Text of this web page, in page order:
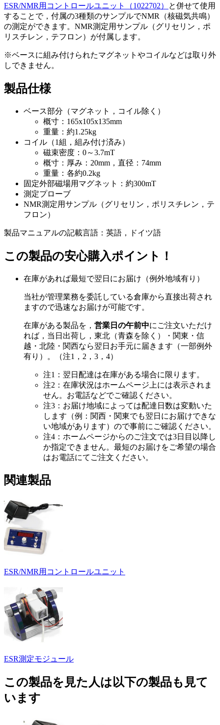
ESR/NMR用コントロールユニット（1022702）
と併せて使用
することで，付属の3種類のサンプルでNMR（核磁気共鳴）
の測定ができます。NMR測定用サンプル（グリセリン，ポ
リスチレン，テフロン）が付属します。
※ベースに組み付けられたマグネットやコイルなどは取り外
しできません。
製品仕様
ベース部分（マグネット，コイル除く）
概寸：165x105x135mm
重量：約1.25kg
コイル（1組，組み付け済み）
磁束密度：0～3.7mT
概寸：厚み：20mm，直径：74mm
重量：各約0.2kg
固定外部磁場用マグネット：約300mT
測定プローブ
NMR測定用サンプル（グリセリン，ポリスチレン，テ
フロン）
製品マニュアルの記載言語：英語，ドイツ語
この製品の安心購入ポイント！
在庫があれば最短で翌日にお届け（例外地域有り）
当社が管理業務を委託している倉庫から直接出荷され
ますので迅速なお届けが可能です。
在庫がある製品を， 営業日の午前中にご注文いただけ
れば，当日出荷し，東北（青森を除く）・関東・信
越・北陸・関西なら翌日お手元に届きます（一部例外
有り）。（注1，2，3，4）
注1：翌日配達は在庫がある場合に限ります。
注2：在庫状況はホームページ上には表示されま
せん。お電話などでご確認ください。
注3：お届け地域によっては配達日数は変動いた
します（例：関西・関東でも翌日にお届けできな
い地域があります）ので事前にご確認ください。
注4：ホームページからのご注文では3日目以降し
か指定できません。最短のお届けをご希望の場合
はお電話にてご注文ください。
関連製品
ESR/NMR用コントロールユニット
ESR測定モジュール
この製品を見た人は以下の製品も見て
います